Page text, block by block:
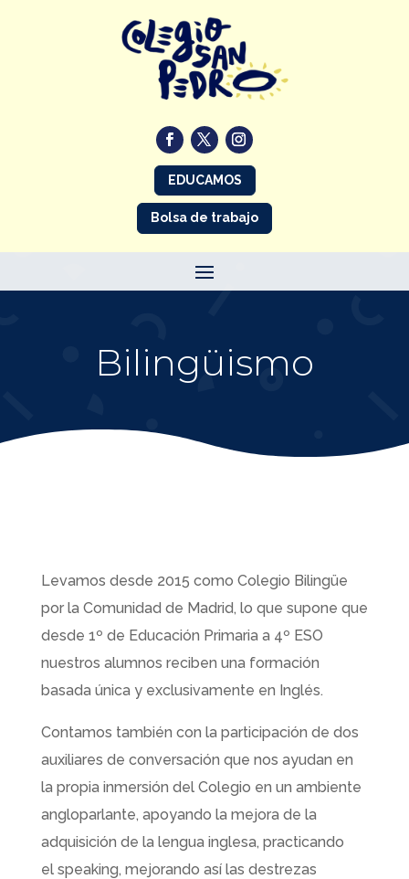
EDUCAMOS
Bolsa de trabajo
Bilingüismo
Levamos desde 2015 como Colegio Bilingüe
por la Comunidad de Madrid, lo que supone que
desde 1º de Educación Primaria a 4º ESO
nuestros alumnos reciben una formación
basada única y exclusivamente en Inglés.
Contamos también con la participación de dos
auxiliares de conversación que nos ayudan en
la propia inmersión del Colegio en un ambiente
angloparlante, apoyando la mejora de la
adquisición de la lengua inglesa, practicando
el speaking, mejorando así las destrezas